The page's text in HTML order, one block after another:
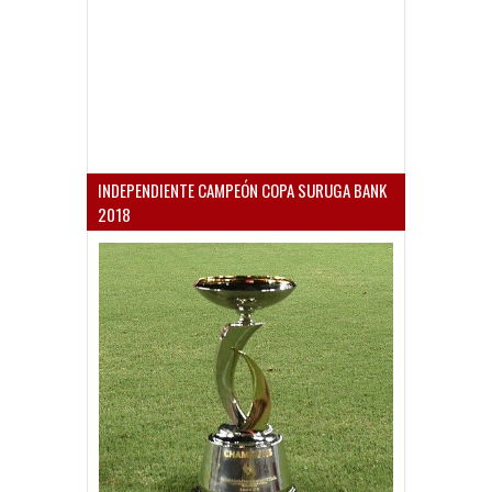
INDEPENDIENTE CAMPEÓN COPA SURUGA BANK
2018